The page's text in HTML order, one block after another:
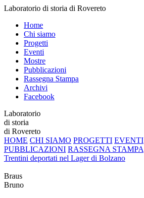
Laboratorio di storia di Rovereto
Home
Chi siamo
Progetti
Eventi
Mostre
Pubblicazioni
Rassegna Stampa
Archivi
Facebook
Laboratorio
di storia
di Rovereto
HOME CHI SIAMO PROGETTI EVENTI
PUBBLICAZIONI RASSEGNA STAMPA
Trentini deportati nel Lager di Bolzano
Braus
Bruno